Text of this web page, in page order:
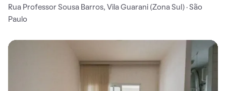
Rua Professor Sousa Barros, Vila Guarani (Zona Sul) · São
Paulo